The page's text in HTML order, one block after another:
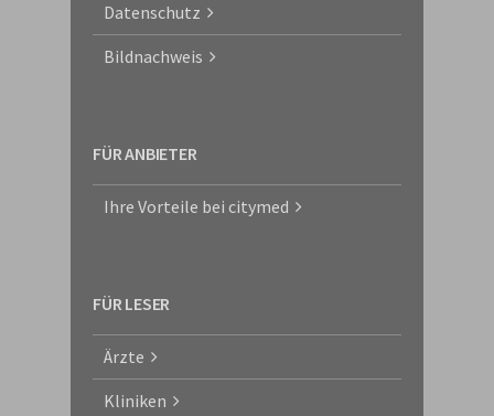
Datenschutz
Bildnachweis
FÜR ANBIETER
Ihre Vorteile bei citymed
FÜR LESER
Ärzte
Kliniken